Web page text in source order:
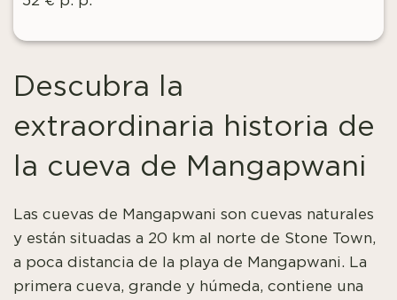
Descubra la
extraordinaria historia de
la cueva de Mangapwani
Las cuevas de Mangapwani son cuevas naturales
y están situadas a 20 km al norte de Stone Town,
a poca distancia de la playa de Mangapwani. La
primera cueva, grande y húmeda, contiene una